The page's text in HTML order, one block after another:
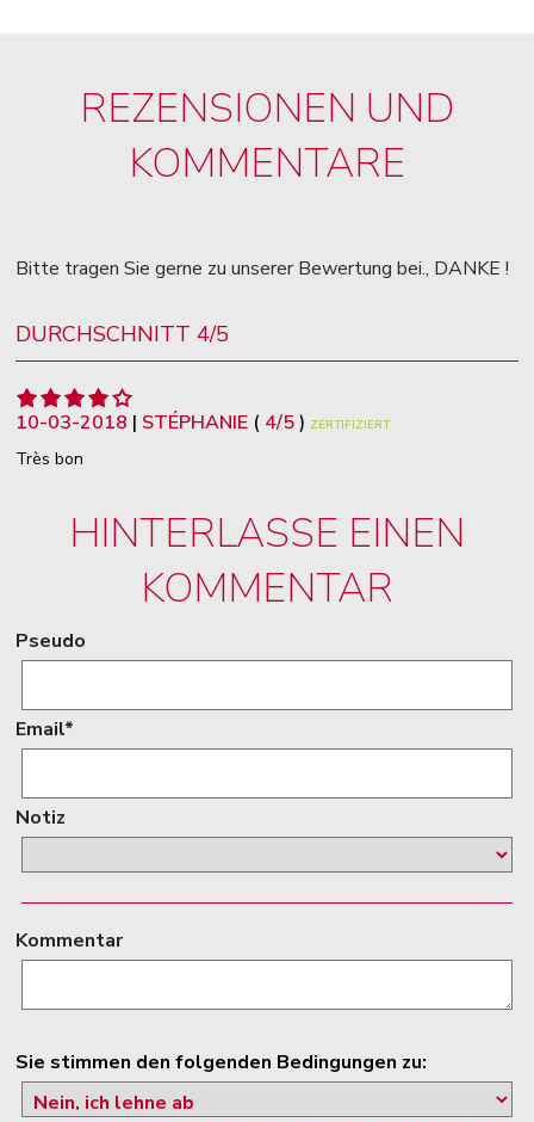
REZENSIONEN UND
KOMMENTARE
Bitte tragen Sie gerne zu unserer Bewertung bei., DANKE !
DURCHSCHNITT 4/5
10-03-2018 | STÉPHANIE ( 4/5) ZERTIFIZIERT
Très bon
HINTERLASSE EINEN
KOMMENTAR
Pseudo
Email*
Notiz
Kommentar
Sie stimmen den folgenden Bedingungen zu: